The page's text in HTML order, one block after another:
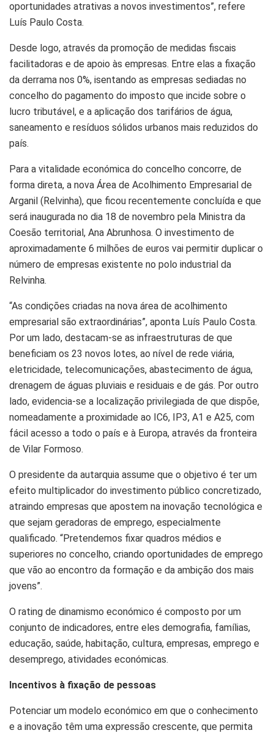
oportunidades atrativas a novos investimentos”, refere
Luís Paulo Costa.
Desde logo, através da promoção de medidas fiscais
facilitadoras e de apoio às empresas. Entre elas a fixação
da derrama nos 0%, isentando as empresas sediadas no
concelho do pagamento do imposto que incide sobre o
lucro tributável, e a aplicação dos tarifários de água,
saneamento e resíduos sólidos urbanos mais reduzidos do
país.
Para a vitalidade económica do concelho concorre, de
forma direta, a nova Área de Acolhimento Empresarial de
Arganil (Relvinha), que ficou recentemente concluída e que
será inaugurada no dia 18 de novembro pela Ministra da
Coesão territorial, Ana Abrunhosa. O investimento de
aproximadamente 6 milhões de euros vai permitir duplicar o
número de empresas existente no polo industrial da
Relvinha.
“As condições criadas na nova área de acolhimento
empresarial são extraordinárias”, aponta Luís Paulo Costa.
Por um lado, destacam-se as infraestruturas de que
beneficiam os 23 novos lotes, ao nível de rede viária,
eletricidade, telecomunicações, abastecimento de água,
drenagem de águas pluviais e residuais e de gás. Por outro
lado, evidencia-se a localização privilegiada de que dispõe,
nomeadamente a proximidade ao IC6, IP3, A1 e A25, com
fácil acesso a todo o país e à Europa, através da fronteira
de Vilar Formoso.
O presidente da autarquia assume que o objetivo é ter um
efeito multiplicador do investimento público concretizado,
atraindo empresas que apostem na inovação tecnológica e
que sejam geradoras de emprego, especialmente
qualificado. “Pretendemos fixar quadros médios e
superiores no concelho, criando oportunidades de emprego
que vão ao encontro da formação e da ambição dos mais
jovens”.
O rating de dinamismo económico é composto por um
conjunto de indicadores, entre eles demografia, famílias,
educação, saúde, habitação, cultura, empresas, emprego e
desemprego, atividades económicas.
Incentivos à fixação de pessoas
Potenciar um modelo económico em que o conhecimento
e a inovação têm uma expressão crescente, que permita